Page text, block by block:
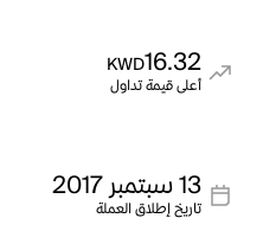
16.32
KWD
أعلى قيمة تداول
13 سبتمبر 2017
تاريخ إطلاق العملة